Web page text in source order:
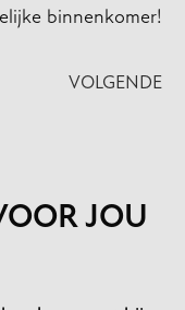
binnenkomer!
VOLGENDE
JOU